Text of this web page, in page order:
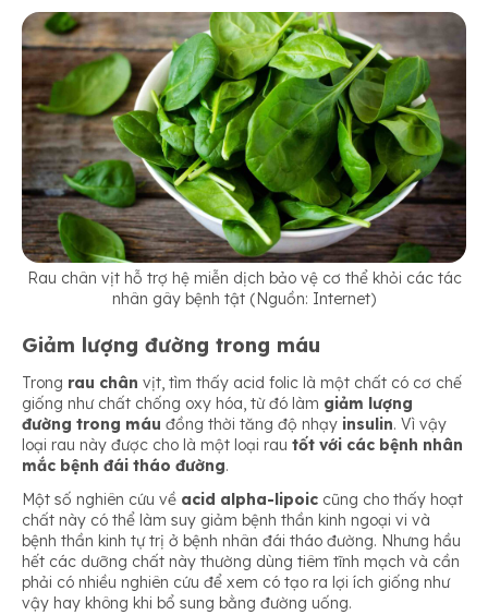
Rau chân vịt hỗ trợ hệ miễn dịch bảo vệ cơ thể khỏi các tác
nhân gây bệnh tật (Nguồn: Internet)
Giảm lượng đường trong máu
Trong rau chân vịt, tìm thấy acid folic là một chất có cơ chế
giống như chất chống oxy hóa, từ đó làm giảm lượng
đường trong máu đồng thời tăng độ nhạy insulin. Vì vậy
loại rau này được cho là một loại rau tốt với các bệnh nhân
mắc bệnh đái tháo đường.
Một số nghiên cứu về acid alpha-lipoic cũng cho thấy hoạt
chất này có thể làm suy giảm bệnh thần kinh ngoại vi và
bệnh thần kinh tự trị ở bệnh nhân đái tháo đường. Nhưng hầu
hết các dưỡng chất này thường dùng tiêm tĩnh mạch và cần
phải có nhiều nghiên cứu để xem có tạo ra lợi ích giống như
vậy hay không khi bổ sung bằng đường uống.